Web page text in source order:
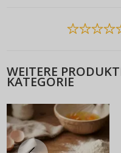
WEITERE
KATEGORIE